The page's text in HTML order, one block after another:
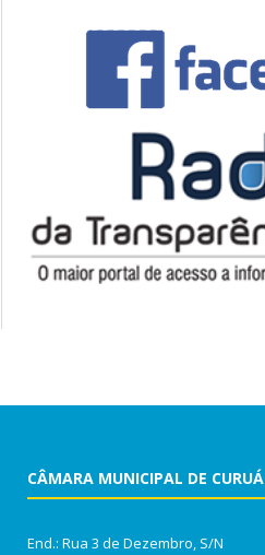
CÂMARA MUNICIPAL DE CURUÁ
End.: Rua 3 de Dezembro, S/N